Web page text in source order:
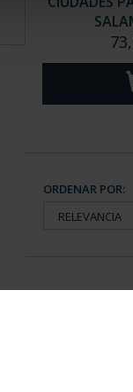
ORDENAR POR: